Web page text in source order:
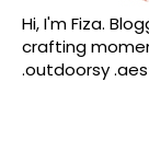
Hi, I'm Fiza.
crafting
.outdoorsy